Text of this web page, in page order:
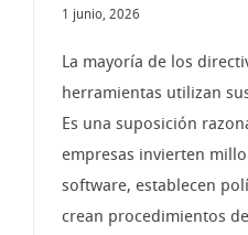
1 junio, 2026
La mayoría de los
herramientas utilizan
Es una suposición
empresas invierten
software, establecen
crean procedimientos